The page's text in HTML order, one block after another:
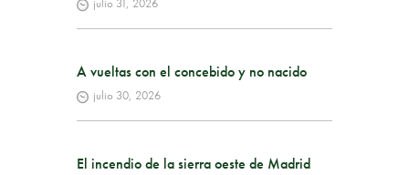
julio 31, 2026
A vueltas con el concebido y no nacido
julio 30, 2026
El incendio de la sierra oeste de Madrid